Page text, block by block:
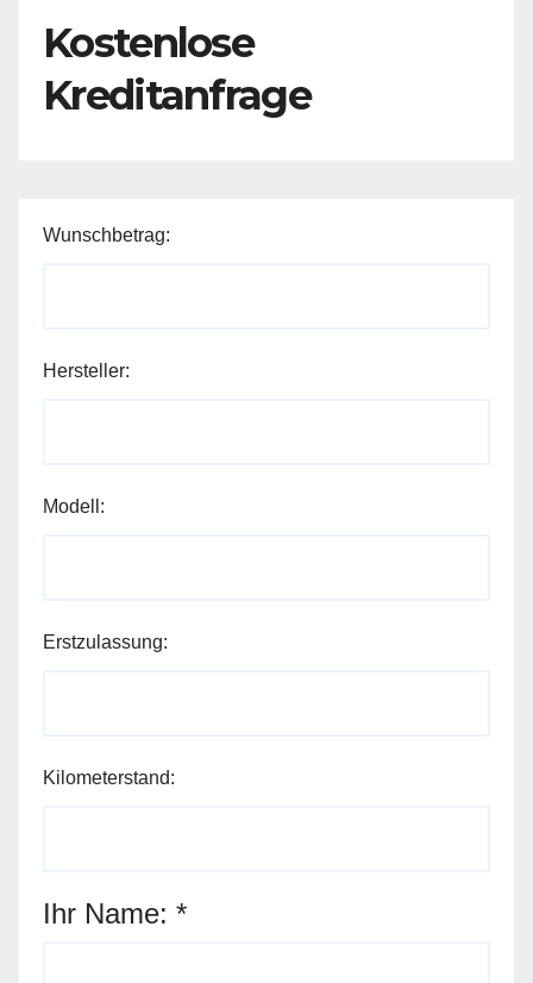
Kostenlose
Kreditanfrage
Wunschbetrag:
Hersteller:
Kilometerstand:
Modell:
Erstzulassung:
Kilometerstand:
Ihr Name: *